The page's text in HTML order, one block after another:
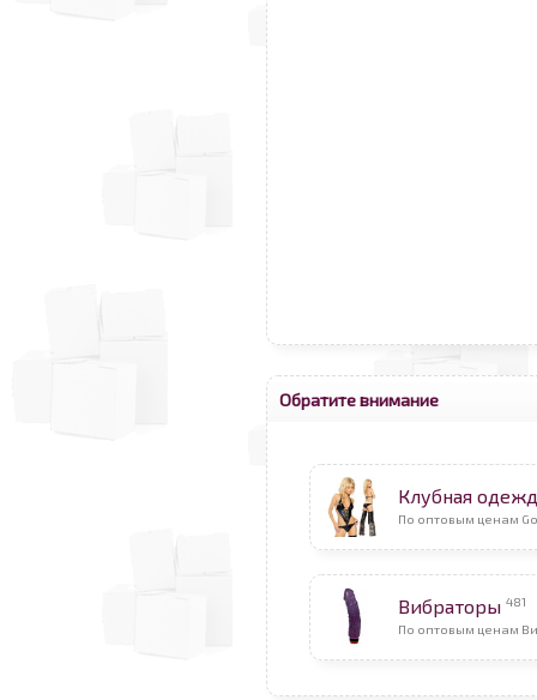
Обратите внимание
Клубная
По оптовым ценам
Вибраторы 481
По оптовым ценам